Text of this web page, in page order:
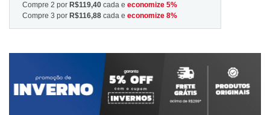
Compre 2 por R$119,40 cada e economize 5%
Compre 3 por R$116,88 cada e economize 8%